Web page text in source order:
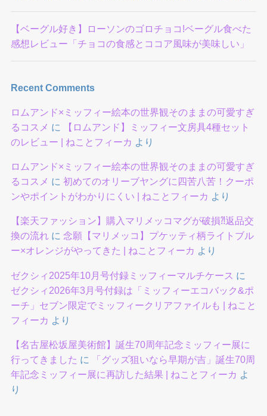
【ベーグル好き】ローソンのゴロチョコ!ベーグル食べた
感想レビュー「チョコの食感とココア風味が美味しい」
Recent Comments
ロムアンド×ミッフィー絵本の世界観そのままの可愛すぎ
るコスメ に
【ロムアンド】ミッフィー文房具4種セット
のレビュー | ねことフィーカ より
ロムアンド×ミッフィー絵本の世界観そのままの可愛すぎ
るコスメ に 初めてのオリーブヤングに四苦八苦！クーポ
ンやポイントがわかりにくい | ねことフィーカ より
【楽天ファッション】購入マリメッコマグが破損⁈返品交
換の流れに 念願【マリメッコ】プケッティ柄ライトブル
ー×オレンジがやってきた | ねことフィーカ より
ゼクシィ2025年10月号付録ミッフィーマルチケース に
ゼクシィ2026年3月号付録は「ミッフィーエコバック&ポ
ーチ」セブン限定でミッフィークリアファイルも | ねこと
フィーカ より
【名古屋松坂屋美術館】誕生70周年記念ミッフィー展に
行ってきました に
「グッズ狙いなら早期が吉」誕生70周
年記念ミッフィー展に再訪した結果 | ねことフィーカ よ
り